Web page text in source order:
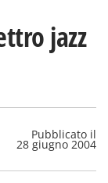
jazz
Pubblicato il
28 giugno 2004